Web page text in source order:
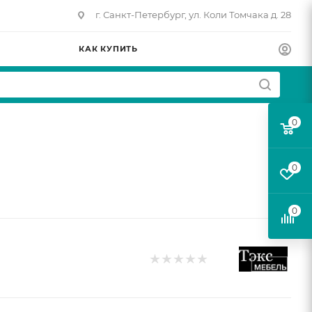
г. Санкт-Петербург, ул. Коли Томчака д. 28
КАК КУПИТЬ
0
0
0